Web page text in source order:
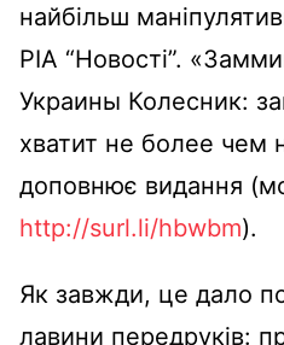
найбільш
РІА “Новості”.
Украины Колесник:
хватит не более чем
доповнює видання
http://surl.li/hbwbm).
Як завжди, це дало
лавини передруків: